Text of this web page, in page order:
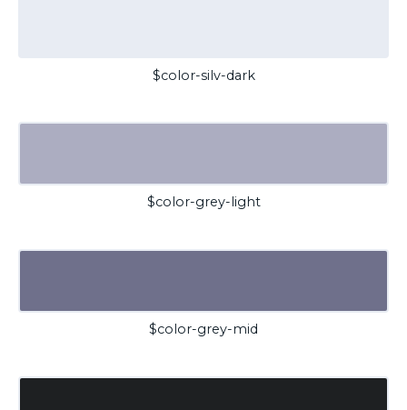
$color-silv-dark
$color-grey-light
$color-grey-mid